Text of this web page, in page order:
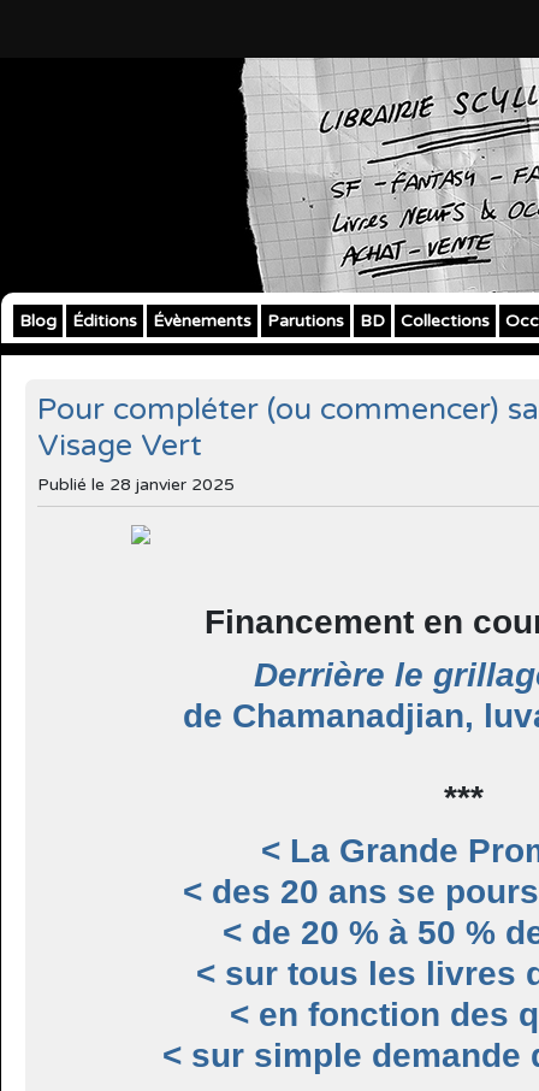
Blog Éditions Évènements Parutions BD Collections
Pour compléter (ou commencer)
Visage Vert
Publié le 28 janvier 2025
Financement en
Derrière le
de Chamanadjian,
***
< La Grande
< des 20 ans se
< de 20 % à 50 %
< sur tous les livres
< en fonction des
< sur simple demande